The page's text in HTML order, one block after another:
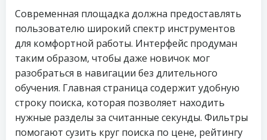
Современная площадка должна предоставлять
пользователю широкий спектр инструментов
для комфортной работы. Интерфейс продуман
таким образом, чтобы даже новичок мог
разобраться в навигации без длительного
обучения. Главная страница содержит удобную
строку поиска, которая позволяет находить
нужные разделы за считанные секунды. Фильтры
помогают сузить круг поиска по цене, рейтингу